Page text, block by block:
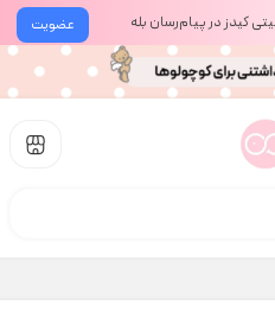
عضویت کیدز در پیام‌رسان بله